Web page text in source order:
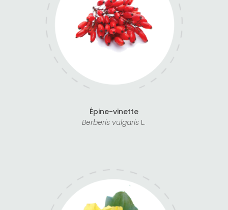
Épine-vinette
Berberis vulgaris L.